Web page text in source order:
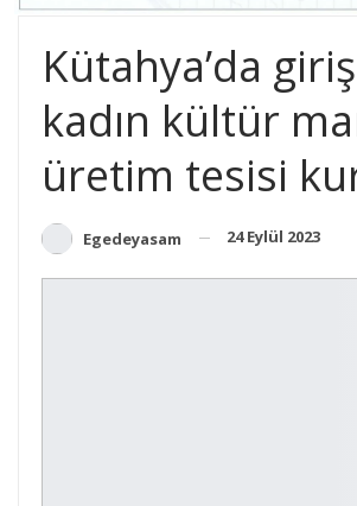
Kütahya’da
kadın kültür
üretim tesisi
Egedeyasam 24 Eylül 2023